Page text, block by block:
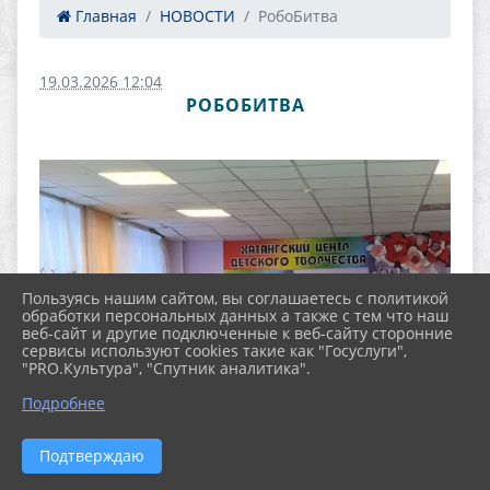
Главная НОВОСТИ РобоБитва
19.03.2026 12:04
РОБОБИТВА
Пользуясь нашим сайтом, вы соглашаетесь с политикой
обработки персональных данных а также с тем что наш
веб-сайт и другие подключенные к веб-сайту сторонние
сервисы используют cookies такие как "Госуслуги",
"PRO.Культура", "Спутник аналитика".
Подробнее
Подтверждаю